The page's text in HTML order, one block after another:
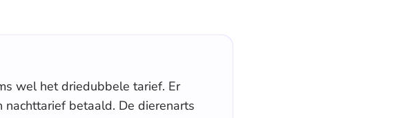
wel het driedubbele tarief. Er
nachttarief betaald. De dierenarts